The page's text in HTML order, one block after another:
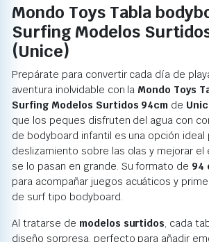
Mondo Toys Tabla
Surfing Modelos
(Unice)
Prepárate para convertir cada día de
aventura inolvidable con la Mondo Toys
Surfing Modelos Surtidos 94cm de
que los peques disfruten del agua con
de bodyboard infantil es una opción ideal
deslizamiento sobre las olas y mejorar el
se lo pasan en grande. Su formato de 94
para acompañar juegos acuáticos y
de surf tipo bodyboard.
Al tratarse de modelos surtidos, cada
diseño sorpresa, perfecto para añadir